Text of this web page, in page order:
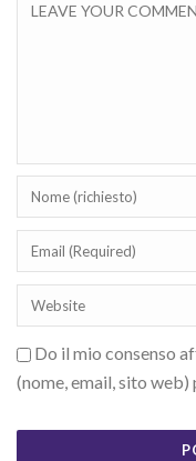
Do il mio consenso
(nome, email, sito